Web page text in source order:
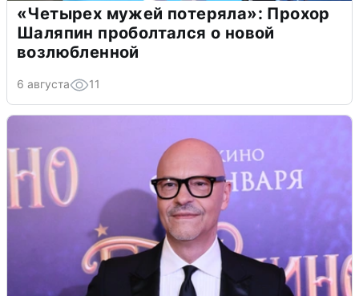
«Четырех мужей потеряла»: Прохор
Шаляпин проболтался о новой
возлюбленной
6 августа 11